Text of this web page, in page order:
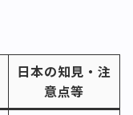
日本の知見・注
意点等